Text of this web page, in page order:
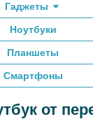
Гаджеты
Ноутбуки
Планшеты
Смартфоны
от